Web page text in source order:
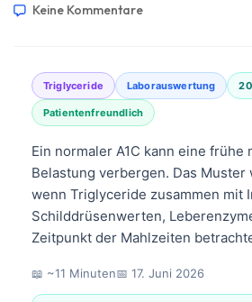
Keine Kommentare
Triglyceride Laborauswertung
Patientenfreundlich
Ein normaler A1C kann eine frühe
Belastung verbergen. Das
wenn Triglyceride zusammen mit
Schilddrüsenwerten,
Zeitpunkt der Mahlzeiten
📖 ~11 Minuten📅 17. Juni 2026